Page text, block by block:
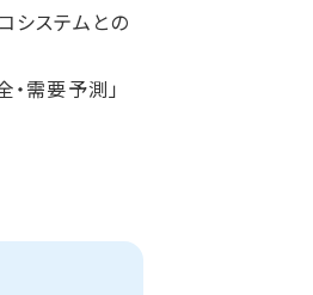
システムとの
・需要予測」